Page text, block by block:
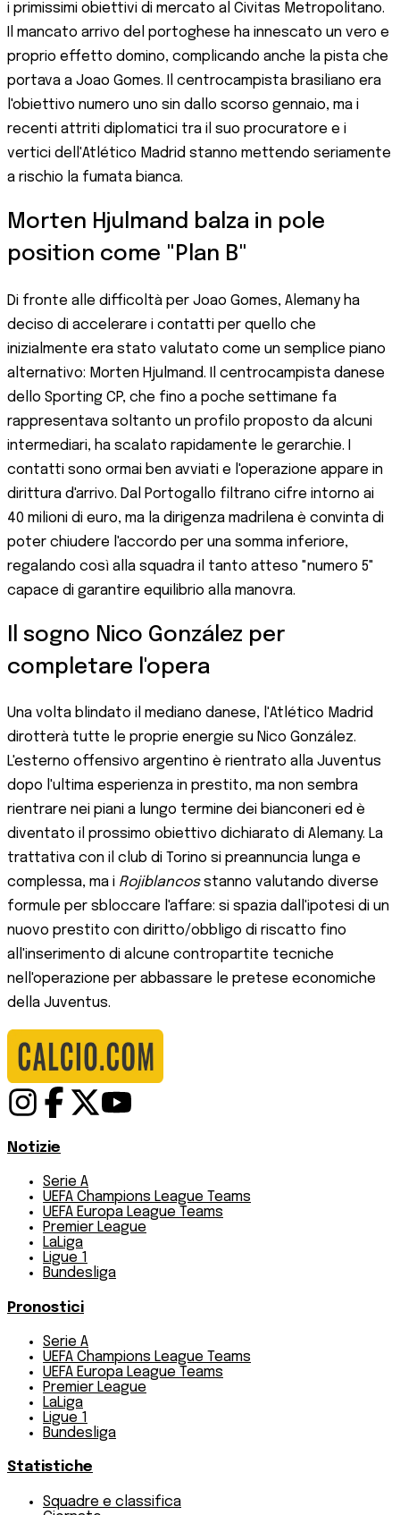
i primissimi obiettivi di mercato al Civitas Metropolitano.
Il mancato arrivo del portoghese ha innescato un vero e
proprio effetto domino, complicando anche la pista che
portava a Joao Gomes. Il centrocampista brasiliano era
l'obiettivo numero uno sin dallo scorso gennaio, ma i
recenti attriti diplomatici tra il suo procuratore e i
vertici dell'Atlético Madrid stanno mettendo seriamente
a rischio la fumata bianca.
Morten Hjulmand balza in pole
position come "Plan B"
Di fronte alle difficoltà per Joao Gomes, Alemany ha
deciso di accelerare i contatti per quello che
inizialmente era stato valutato come un semplice piano
alternativo: Morten Hjulmand. Il centrocampista danese
dello Sporting CP, che fino a poche settimane fa
rappresentava soltanto un profilo proposto da alcuni
intermediari, ha scalato rapidamente le gerarchie. I
contatti sono ormai ben avviati e l'operazione appare in
dirittura d'arrivo. Dal Portogallo filtrano cifre intorno ai
40 milioni di euro, ma la dirigenza madrilena è convinta di
poter chiudere l'accordo per una somma inferiore,
regalando così alla squadra il tanto atteso "numero 5"
capace di garantire equilibrio alla manovra.
Il sogno Nico González per
completare l'opera
Una volta blindato il mediano danese, l'Atlético Madrid
dirotterà tutte le proprie energie su Nico González.
L'esterno offensivo argentino è rientrato alla Juventus
dopo l'ultima esperienza in prestito, ma non sembra
rientrare nei piani a lungo termine dei bianconeri ed è
diventato il prossimo obiettivo dichiarato di Alemany. La
trattativa con il club di Torino si preannuncia lunga e
complessa, ma i Rojiblancosstanno valutando diverse
formule per sbloccare l'affare: si spazia dall'ipotesi di un
nuovo prestito con diritto/obbligo di riscatto fino
all'inserimento di alcune contropartite tecniche
nell'operazione per abbassare le pretese economiche
della Juventus.
Notizie
Serie A
UEFA Champions League Teams
UEFA Europa League Teams
Premier League
LaLiga
Ligue 1
Bundesliga
Pronostici
Serie A
UEFA Champions League Teams
UEFA Europa League Teams
Premier League
LaLiga
Ligue 1
Bundesliga
Statistiche
Squadre e classifica